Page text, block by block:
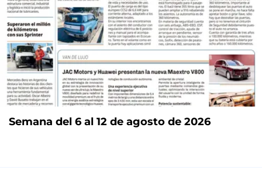
Semana del 6 al 12 de agosto de 2026